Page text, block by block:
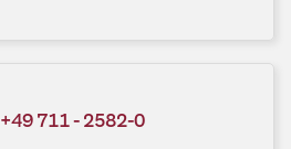
+49 711 - 2582-0